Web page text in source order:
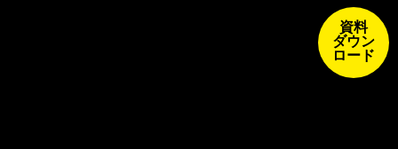
資料
ダウン
ロード